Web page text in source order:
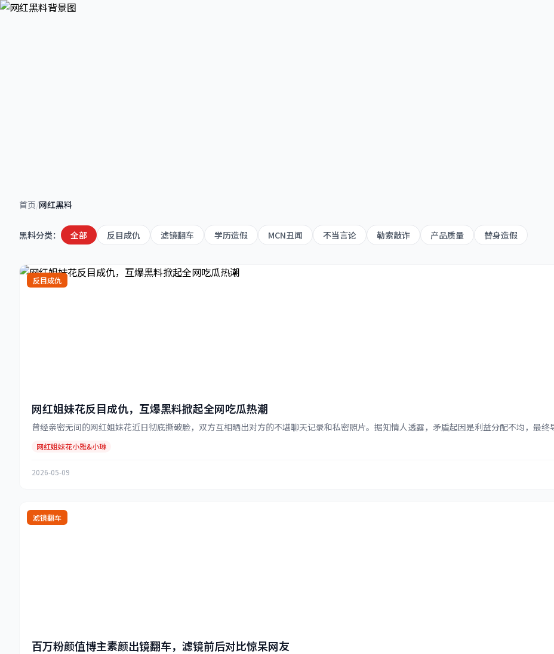
首页/网红黑料
黑料分类： 全部 反目成仇 滤镜翻车 学历造假 MCN丑闻 不当言论 勒索敲诈 产品质量 替身造假
反目成仇
网红姐妹花反目成仇，互爆黑料掀起全网吃瓜热潮
曾经亲密无间的网红姐妹花近日彻底撕破脸，双方互相晒出对方的不堪聊天记录和私密照片。据知情人透露，矛盾起因是利益分配不均，最终
网红姐妹花小雅&小琳
2026-05-09
滤镜翻车
百万粉颜值博主素颜出镜翻车，滤镜前后对比惊呆网友